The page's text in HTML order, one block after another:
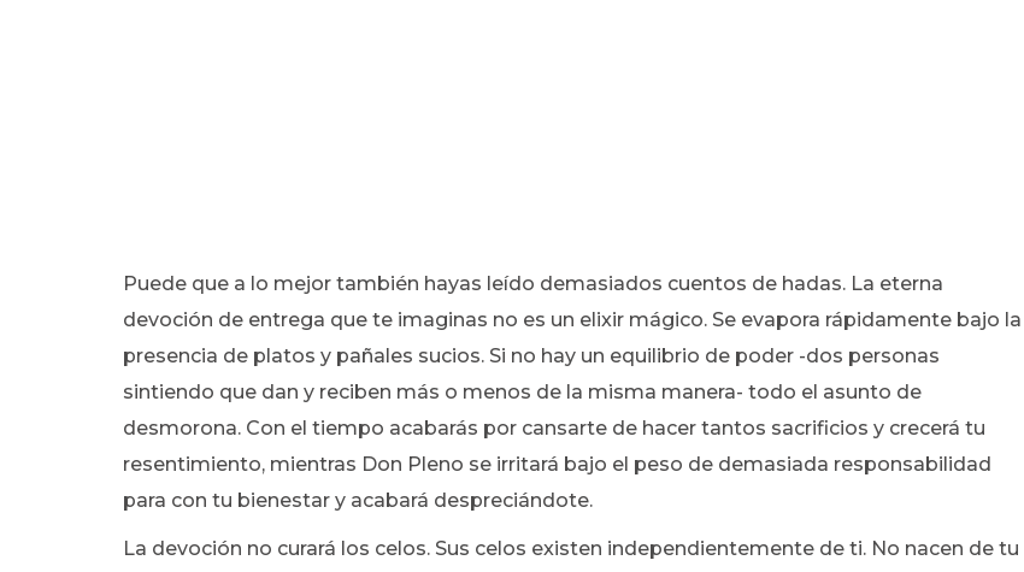
Puede que a lo mejor también hayas leído demasiados cuentos de hadas. La eterna
devoción de entrega que te imaginas no es un elixir mágico. Se evapora rápidamente bajo la
presencia de platos y pañales sucios. Si no hay un equilibrio de poder -dos personas
sintiendo que dan y reciben más o menos de la misma manera- todo el asunto de
desmorona. Con el tiempo acabarás por cansarte de hacer tantos sacrificios y crecerá tu
resentimiento, mientras Don Pleno se irritará bajo el peso de demasiada responsabilidad
para con tu bienestar y acabará despreciándote.
La devoción no curará los celos. Sus celos existen independientemente de ti. No nacen de tu